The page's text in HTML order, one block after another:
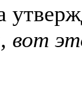
вот